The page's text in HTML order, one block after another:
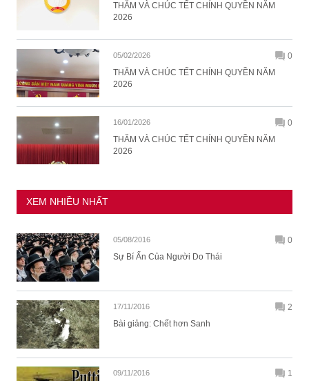
THĂM VÀ CHÚC TẾT CHÍNH QUYỀN NĂM
2026
05/02/2026
0
THĂM VÀ CHÚC TẾT CHÍNH QUYỀN NĂM
2026
16/01/2026
0
THĂM VÀ CHÚC TẾT CHÍNH QUYỀN NĂM
2026
XEM NHIỀU NHẤT
05/08/2016
0
Sự Bí Ẩn Của Người Do Thái
17/11/2016
2
Bài giảng: Chết hơn Sanh
09/11/2016
1